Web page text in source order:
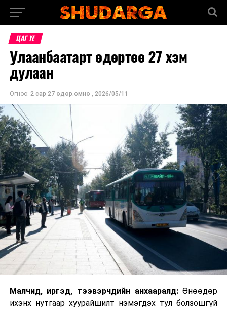
ЦАГ ҮЕ
Улаанбаатарт өдөртөө 27 хэм
дулаан
Огноо: 2 сар 27 өдөр.өмнө , 2026/05/11
Малчид, иргэд, тээвэрчдийн анхааралд:Өнөөдөр
ихэнх нутгаар хуурайшилт нэмэгдэх тул болзошгүй